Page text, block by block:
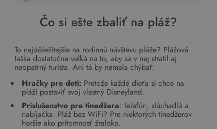
Čo si ešte zbaliť na pláž?
To najdôležitejšie na rodinnú návštevu pláže? Plážová
taška dostatočne veľká na to, aby sa v nej stratil aj
neopatrný turista. Ani tá by nemala chýbať:
Hračky pre deti: Pretože každé dieťa si chce na
pláži postaviť svoj vlastný Disneyland.
Príslušenstvo pre tínedžera: Telefón, slúchadlá a
nabíjačka. Pláž bez WiFi? Pre niektorých tínedžerov
horšie ako prítomnosť žraloka.